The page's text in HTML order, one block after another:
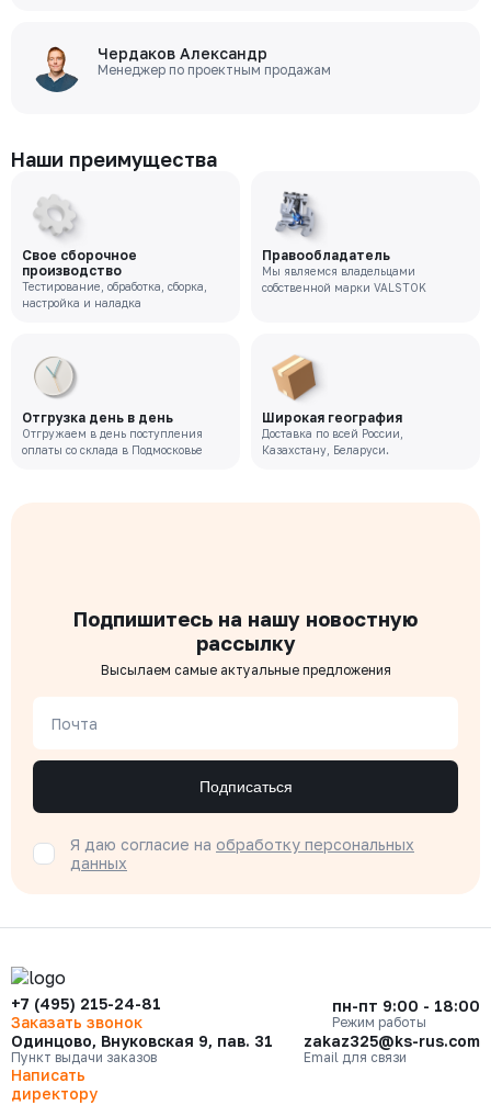
Чердаков Александр
Менеджер по проектным продажам
Наши преимущества
Свое сборочное
производство
Тестирование, обработка, сборка,
настройка и наладка
Правообладатель
Мы являемся владельцами
собственной марки VALSTOK
Отгрузка день в день
Отгружаем в день поступления
оплаты со склада в Подмосковье
Широкая география
Доставка по всей России,
Казахстану, Беларуси.
Подпишитесь на нашу новостную
рассылку
Высылаем самые актуальные предложения
Почта
Подписаться
Я даю согласие на обработку персональных
данных
+7 (495) 215-24-81
Заказать звонок
пн-пт 9:00 - 18:00
Режим работы
Одинцово, Внуковская 9, пав. 31
Пункт выдачи заказов
zakaz325@ks-rus.com
Email для связи
Написать
директору